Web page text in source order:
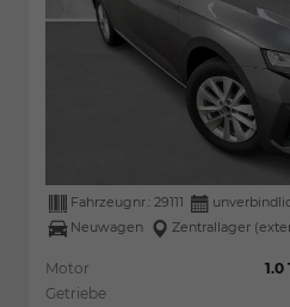
Fahrzeugnr.: 29111
Neuwagen
Zentrallager
Motor
1.0
Getriebe